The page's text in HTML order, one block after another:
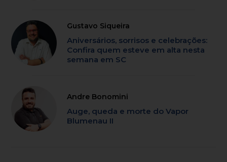
Gustavo Siqueira
Aniversários, sorrisos e celebrações:
Confira quem esteve em alta nesta
semana em SC
Andre Bonomini
Auge, queda e morte do Vapor
Blumenau II